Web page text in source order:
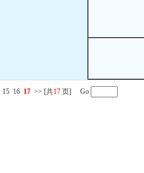
15 16 17 >> [共17 页] Go